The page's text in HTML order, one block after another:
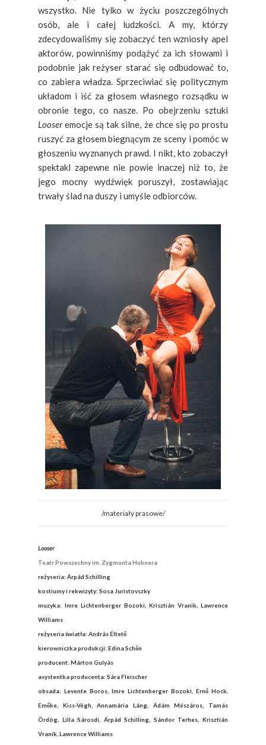
wszystko. Nie tylko w życiu poszczególnych
osób, ale i całej ludzkości. A my, którzy
zdecydowaliśmy się zobaczyć ten wzniosły apel
aktorów, powinniśmy podążyć za ich słowami i
podobnie jak reżyser starać się odbudować to,
co zabiera władza. Sprzeciwiać się politycznym
układom i iść za głosem własnego rozsądku w
obronie tego, co nasze. Po obejrzeniu sztuki
Looseremocje są tak silne, że chce się po prostu
ruszyć za głosem biegnącym ze sceny i pomóc w
głoszeniu wyznanych prawd. I nikt, kto zobaczył
spektakl zapewne nie powie inaczej niż to, że
jego mocny wydźwięk poruszył, zostawiając
trwały ślad na duszy i umyśle odbiorców.
/materiały prasowe/
Looser
Teatr Powszechny im. Zygmunta Hubnera
reżyseria: Árpád Schilling
kostiumy i rekwizyty: Sosa Juristovszky
muzyka: Imre Lichtenberger Bozoki, Krisztián Vranik, Lawrence
Williams
reżyseria światła: András Éltető
kierowniczka produkcji: Edina Schőn
producent: Márton Gulyás
asystentka producenta: Sára Fleischer
obsada: Levente Boros, Imre Lichtenberger Bozoki, Ernő Hock,
Emőke, Kiss-Végh, Annamária Láng, Ádám Mészáros, Tamás
Ördög, Lilla Sárosdi, Árpád Schilling, Sándor Terhes, Krisztián
Vranik, Lawrence Williams